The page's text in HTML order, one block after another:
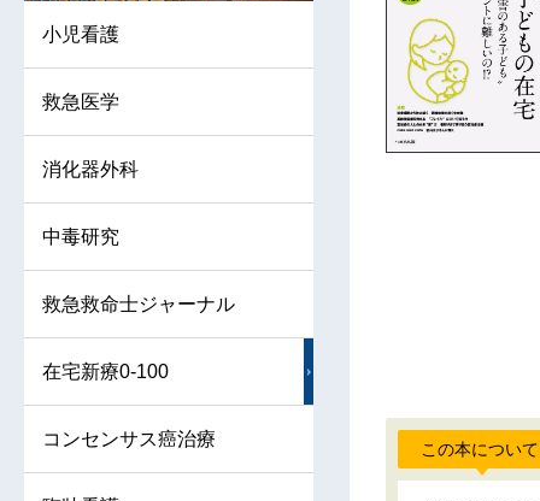
この本について
小児看護
救急医学
消化器外科
中毒研究
救急救命士ジャーナル
在宅新療0-100
コンセンサス癌治療